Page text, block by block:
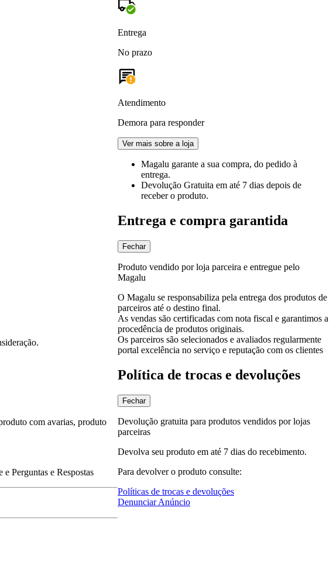
com avarias, produto
Perguntas e Respostas
Entrega
No prazo
Atendimento
Demora para responder
Ver mais sobre a loja
Magalu garante a sua compra, do pedido à
entrega.
Devolução Gratuita em até 7 dias depois de
receber o produto.
Entrega e compra garantida
Fechar
Produto vendido por loja parceira e entregue pelo
Magalu
O Magalu se responsabiliza pela entrega dos produtos de
parceiros até o destino final.
As vendas são certificadas com nota fiscal e garantimos a
procedência de produtos originais.
Os parceiros são selecionados e avaliados regularmente
portal excelência no serviço e reputação com os clientes
Política de trocas e devoluções
Fechar
Devolução gratuita para produtos vendidos por lojas
parceiras
Devolva seu produto em até 7 dias do recebimento.
Para devolver o produto consulte:
Políticas de trocas e devoluções
Denunciar Anúncio